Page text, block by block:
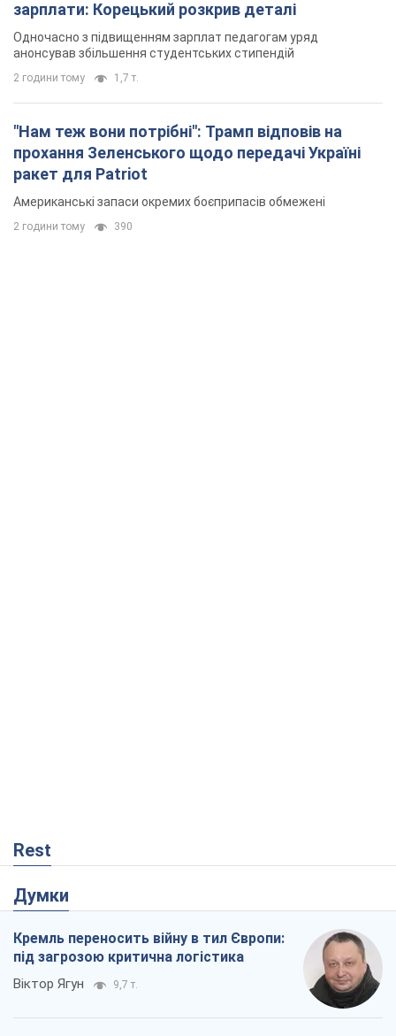
зарплати: Корецький розкрив деталі
Одночасно з підвищенням зарплат педагогам уряд
анонсував збільшення студентських стипендій
2 години тому 1,7 т.
"Нам теж вони потрібні": Трамп відповів на
прохання Зеленського щодо передачі Україні
ракет для Patriot
Американські запаси окремих боєприпасів обмежені
2 години тому 390
Rest
Думки
Кремль переносить війну в тил Європи:
під загрозою критична логістика
Віктор Ягун 9,7 т.